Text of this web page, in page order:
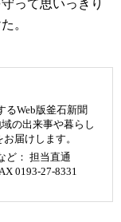
って思いっきり
。
るWeb版釜石新聞
の出来事や暮らし
届けします。
ど： 担当直通
0193-27-8331